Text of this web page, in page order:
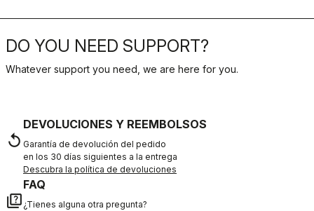
DO YOU NEED SUPPORT?
Whatever support you need, we are here for you.
replay
DEVOLUCIONES Y REEMBOLSOS
Garantía de devolución del pedido
en los 30 días siguientes a la entrega
Descubra la política de devoluciones
quiz
FAQ
¿Tienes alguna otra pregunta?